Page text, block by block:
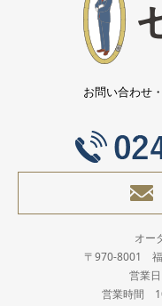
お問い合わせ
オー
〒970-8001 福
営業
営業時間